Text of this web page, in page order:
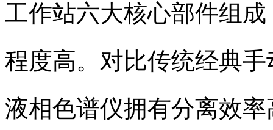
工作站六大核心部件组
程度高。对比传统经典
液相色谱仪拥有分离效